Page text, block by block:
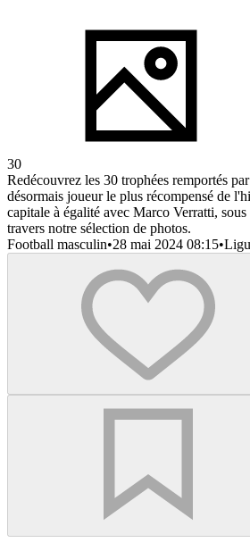
30
Redécouvrez les 30 trophées remportés
désormais joueur le plus récompensé de
capitale à égalité avec Marco Verratti,
travers notre sélection de photos.
Football masculin•28 mai 2024 08:15•